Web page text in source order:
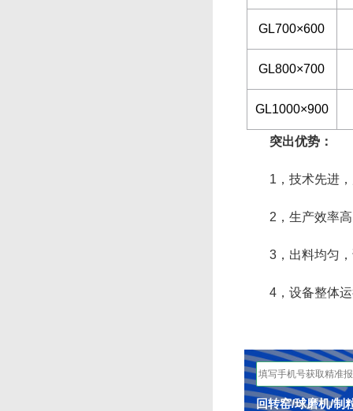
GL700×600
GL800×700
GL1000×900
突出优势：
1，技术先进，
2，生产效率高
3，出料均匀，
4，设备整体运
回转窑/球磨机/制